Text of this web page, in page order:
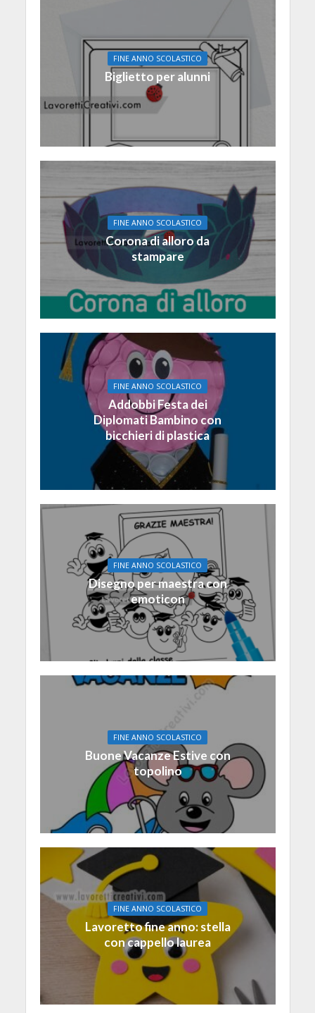
FINE ANNO SCOLASTICO
Biglietto per alunni
FINE ANNO SCOLASTICO
Corona di alloro da
stampare
FINE ANNO SCOLASTICO
Addobbi Festa dei
Diplomati Bambino con
bicchieri di plastica
FINE ANNO SCOLASTICO
Disegno per maestra con
emoticon
FINE ANNO SCOLASTICO
Buone Vacanze Estive con
topolino
FINE ANNO SCOLASTICO
Lavoretto fine anno: stella
con cappello laurea